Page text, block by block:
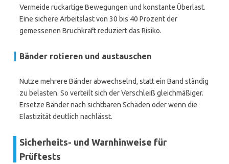
Vermeide ruckartige Bewegungen und konstante Überlast.
Eine sichere Arbeitslast von 30 bis 40 Prozent der
gemessenen Bruchkraft reduziert das Risiko.
Bänder rotieren und austauschen
Nutze mehrere Bänder abwechselnd, statt ein Band ständig
zu belasten. So verteilt sich der Verschleiß gleichmäßiger.
Ersetze Bänder nach sichtbaren Schäden oder wenn die
Elastizität deutlich nachlässt.
Sicherheits- und Warnhinweise für
Prüftests